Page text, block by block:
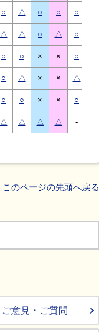
○ △ ○ ○ ○
△ △ ○ △ ○
○ ○ × × ○
○ △ × × △
○ ○ × × ○
△ △ △ △ -
このページの先頭へ戻る
ご意見・ご質問